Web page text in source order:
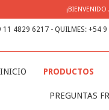
11 4829 6217 - QUILMES: +54
INICIO PRODUCTOS
PREGUNTAS